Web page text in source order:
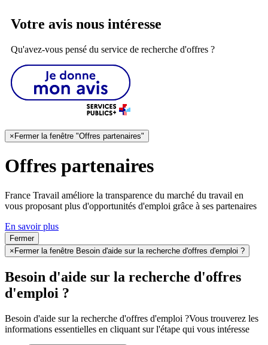
Votre avis nous intéresse
Qu'avez-vous pensé du service de recherche d'offres ?
× Fermer la fenêtre "Offres partenaires"
Offres partenaires
France Travail améliore la transparence du marché du travail en
vous proposant plus d'opportunités d'emploi grâce à ses partenaires
En savoir plus
Fermer
×Fermer la fenêtre Besoin d'aide sur la recherche d'offres d'emploi ?
Besoin d'aide sur la recherche d'offres
d'emploi ?
Besoin d'aide sur la recherche d'offres d'emploi ?Vous trouverez les
informations essentielles en cliquant sur l'étape qui vous intéresse